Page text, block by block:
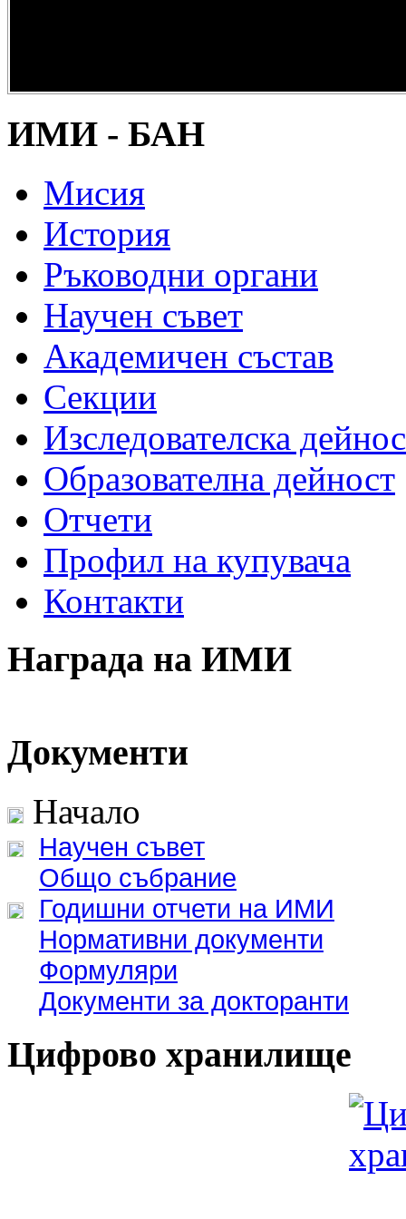
наследство” -
ИМИ - БАН
Мисия
История
Ръководни органи
Научен съвет
Академичен състав
Секции
Изследователска
Образователна дейност
Отчети
Профил на купувача
Контакти
Награда на ИМИ
Документи
Начало
Научен съвет
Общо събрание
Годишни отчети на ИМИ
Нормативни документи
Формуляри
Документи за докторанти
Цифрово хранилище